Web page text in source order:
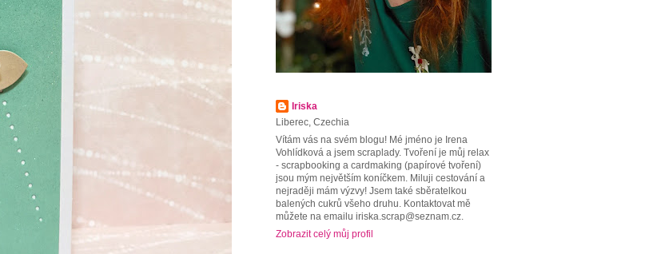
Iriska
Liberec, Czechia
Vítám vás na svém blogu! Mé jméno je Irena
Vohlídková a jsem scraplady. Tvoření je můj relax
- scrapbooking a cardmaking (papírové tvoření)
jsou mým největším koníčkem. Miluji cestování a
nejraději mám výzvy! Jsem také sběratelkou
balených cukrů všeho druhu. Kontaktovat mě
můžete na emailu iriska.scrap@seznam.cz.
Zobrazit celý můj profil